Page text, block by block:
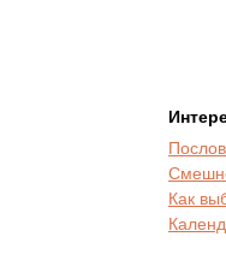
Как